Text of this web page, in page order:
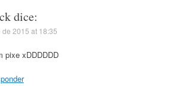
dice:
2015 at 18:35
pixe xDDDDDD